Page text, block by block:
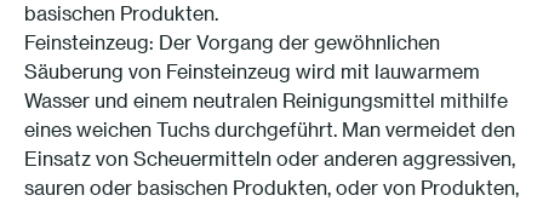
basischen Produkten.
Feinsteinzeug: Der Vorgang der gewöhnlichen
Säuberung von Feinsteinzeug wird mit lauwarmem
Wasser und einem neutralen Reinigungsmittel mithilfe
eines weichen Tuchs durchgeführt. Man vermeidet den
Einsatz von Scheuermitteln oder anderen aggressiven,
sauren oder basischen Produkten, oder von Produkten,